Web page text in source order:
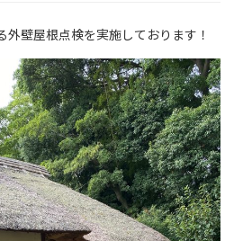
壁屋根点検を実施しております！